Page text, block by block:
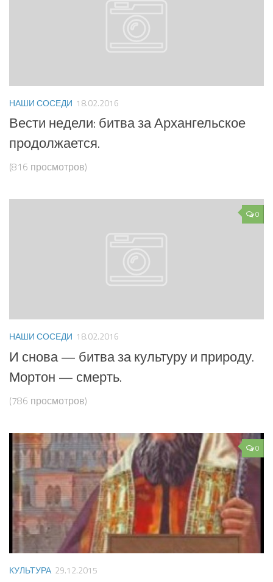
НАШИ СОСЕДИ 18.02.2016
Вести недели: битва за Архангельское
продолжается.
(816 просмотров)
0
НАШИ СОСЕДИ 18.02.2016
И снова — битва за культуру и природу.
Мортон — смерть.
(786 просмотров)
0
КУЛЬТУРА 29.12.2015